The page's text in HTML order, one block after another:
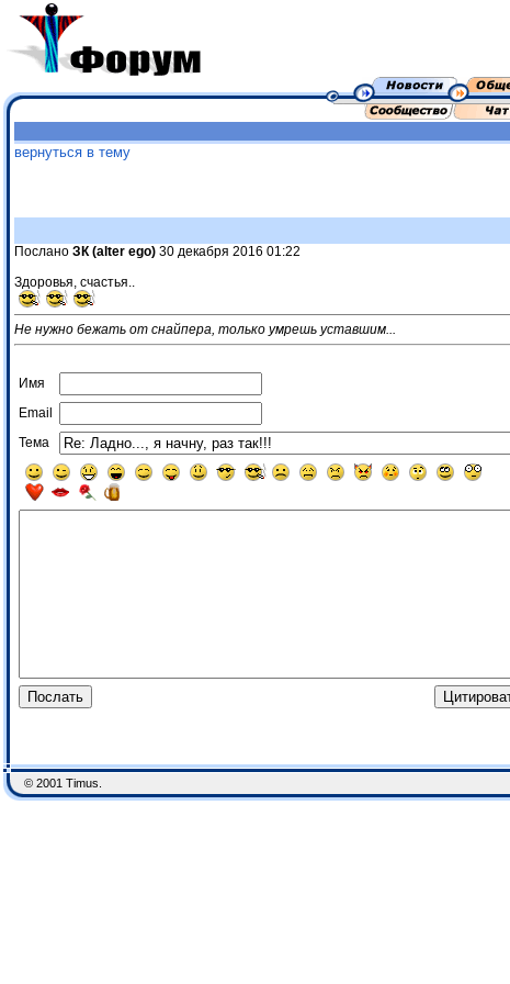
вернуться в тему
Послано ЗК (alter ego) 30 декабря 2016 01:22
Здоровья, счастья..
Не нужно бежать от снайпера, только умрешь уставшим...
Имя
Email
Тема
© 2001 Timus.